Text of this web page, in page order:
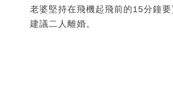
老婆堅持在飛機起飛前的15分鐘
建議二人離婚。